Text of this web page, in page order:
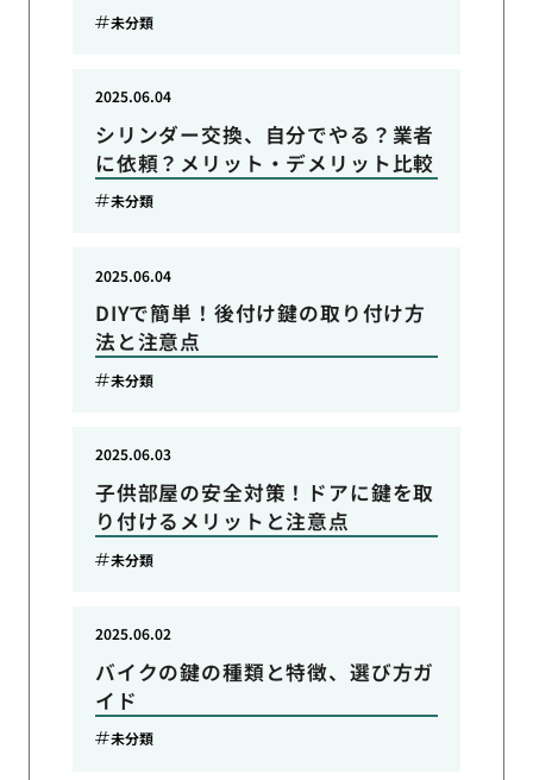
未分類
シリンダー交換、自分でやる？業者
に依頼？メリット・デメリット比較
2025.06.04
未分類
DIYで簡単！後付け鍵の取り付け方
法と注意点
2025.06.04
未分類
子供部屋の安全対策！ドアに鍵を取
り付けるメリットと注意点
2025.06.03
未分類
バイクの鍵の種類と特徴、選び方ガ
イド
2025.06.02
未分類